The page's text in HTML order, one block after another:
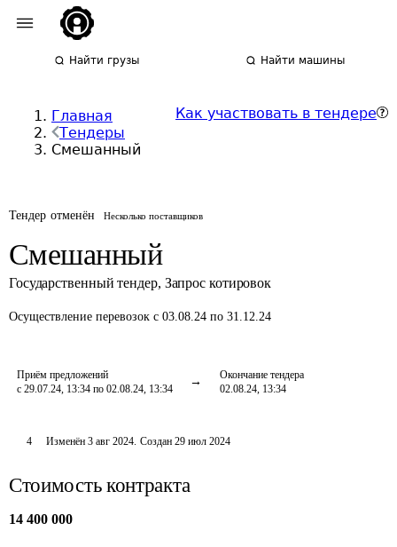
Найти грузы Найти машины
Главная
Тендеры
Смешанный
Как участвовать в тендере
Тендер отменён Несколько поставщиков
Смешанный
Государственный тендер, Запрос котировок
Осуществление перевозок с 03.08.24 по 31.12.24
Приём предложений
с 29.07.24, 13:34 по 02.08.24, 13:34
Окончание тендера
02.08.24, 13:34
4 Изменён 3 авг 2024. Создан 29 июл 2024
Стоимость контракта
14 400 000